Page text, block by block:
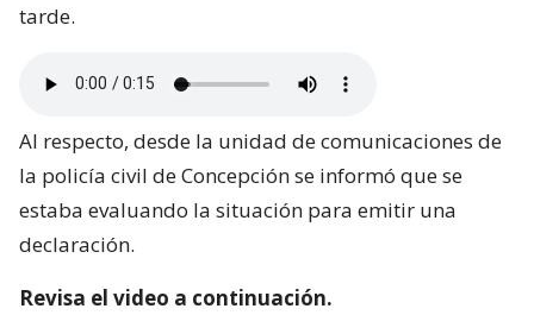
tarde.
Al respecto, desde la unidad de comunicaciones de
la policía civil de Concepción se informó que se
estaba evaluando la situación para emitir una
declaración.
Revisa el video a continuación.